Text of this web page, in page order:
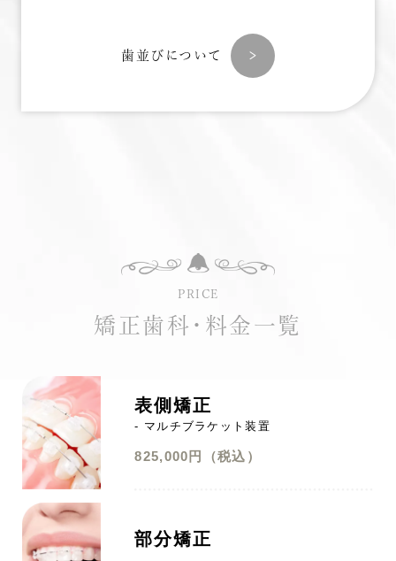
歯並びについて
PRICE
矯正歯科・料金一覧
表側矯正
- マルチブラケット装置
825,000円（税込）
部分矯正